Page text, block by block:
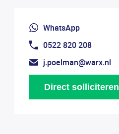
WhatsApp
0522 820 208
j.poelman@warx.nl
Direct solliciteren